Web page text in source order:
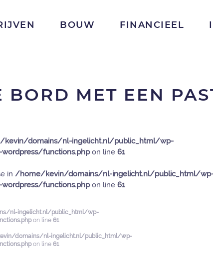
BOUW FINANCIEEL
MET EEN
domains/nl-ingelicht.nl/public_html/wp-
functions.phpon line 61
in /home/kevin/domains/nl-ingelicht.nl/public_html/
functions.phpon line 61
nl-ingelicht.nl/public_html/wp-
on line 61
domains/nl-ingelicht.nl/public_html/wp-
on line 61